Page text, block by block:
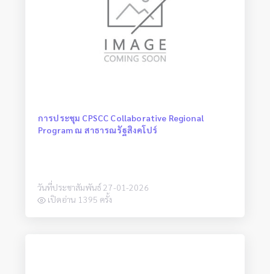
การประชุม CPSCC Collaborative Regional
Program ณ สาธารณรัฐสิงคโปร์
วันที่ประชาสัมพันธ์ 27-01-2026
เปิดอ่าน 1395 ครั้ง